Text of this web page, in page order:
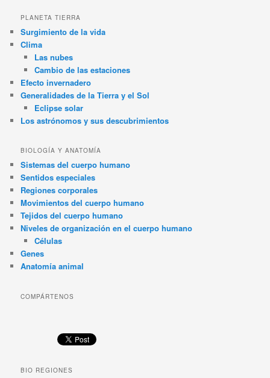
PLANETA TIERRA
Surgimiento de la vida
Clima
Las nubes
Cambio de las estaciones
Efecto invernadero
Generalidades de la Tierra y el Sol
Eclipse solar
Los astrónomos y sus descubrimientos
BIOLOGÍA Y ANATOMÍA
Sistemas del cuerpo humano
Sentidos especiales
Regiones corporales
Movimientos del cuerpo humano
Tejidos del cuerpo humano
Niveles de organización en el cuerpo humano
Células
Genes
Anatomía animal
COMPÁRTENOS
BIO REGIONES